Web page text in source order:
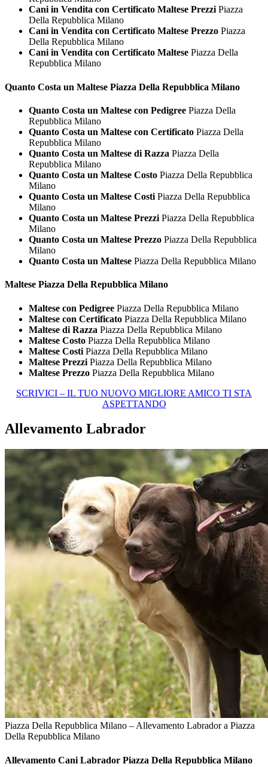
Cani in Vendita con Certificato Maltese PrezziPiazza
Della Repubblica Milano
Cani in Vendita con Certificato Maltese Prezzo Piazza
Della Repubblica Milano
Cani in Vendita con Certificato Maltese Piazza Della
Repubblica Milano
Quanto Costa un Maltese Piazza Della Repubblica Milano
Quanto Costa un Maltese con Pedigree Piazza Della
Repubblica Milano
Quanto Costa un Maltese con Certificato Piazza Della
Repubblica Milano
Quanto Costa un Maltese di Razza Piazza Della
Repubblica Milano
Quanto Costa un Maltese Costo Piazza Della Repubblica
Milano
Quanto Costa un Maltese Costi Piazza Della Repubblica
Milano
Quanto Costa un Maltese Prezzi Piazza Della Repubblica
Milano
Quanto Costa un Maltese Prezzo Piazza Della Repubblica
Milano
Quanto Costa un Maltese Piazza Della Repubblica Milano
Maltese Piazza Della Repubblica Milano
Maltese con Pedigree Piazza Della Repubblica Milano
Maltese con Certificato Piazza Della Repubblica Milano
Maltese di Razza Piazza Della Repubblica Milano
Maltese Costo Piazza Della Repubblica Milano
Maltese Costi Piazza Della Repubblica Milano
Maltese Prezzi Piazza Della Repubblica Milano
Maltese Prezzo Piazza Della Repubblica Milano
SCRIVICI – IL TUO NUOVO MIGLIORE AMICO TI STA
ASPETTANDO
Allevamento Labrador
Piazza Della Repubblica Milano – Allevamento Labrador a Piazza
Della Repubblica Milano
Allevamento Cani Labrador Piazza Della Repubblica Milano